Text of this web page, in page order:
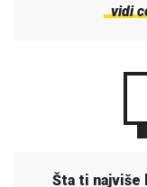
vidi
Šta ti najviše